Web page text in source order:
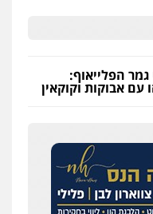
גמר הפלייאוף:
עם אבוקות וקוקאין